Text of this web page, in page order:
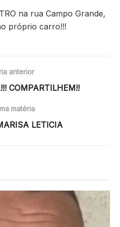
na rua Campo Grande,
próprio carro!!!
anterior
COMPARTILHEM!!
matéria
LETICIA